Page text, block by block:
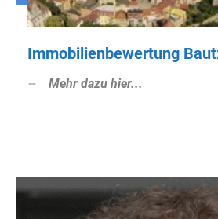
Immobilienbewertung
Mehr dazu hier...